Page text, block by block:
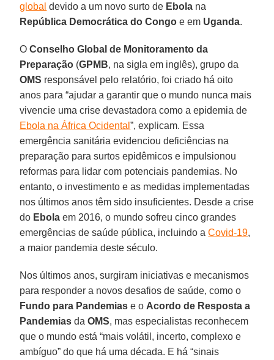
global devido a um novo surto de Ebola na
República Democrática do Congo e em Uganda.
OConselho Global de Monitoramento da
Preparação (GPMB, na sigla em inglês), grupo da
OMS responsável pelo relatório, foi criado há oito
anos para “ajudar a garantir que o mundo nunca mais
vivencie uma crise devastadora como a epidemia de
Ebola na África Ocidental”, explicam. Essa
emergência sanitária evidenciou deficiências na
preparação para surtos epidêmicos e impulsionou
reformas para lidar com potenciais pandemias. No
entanto, o investimento e as medidas implementadas
nos últimos anos têm sido insuficientes. Desde a crise
do Ebola em 2016, o mundo sofreu cinco grandes
emergências de saúde pública, incluindo aCovid-19,
a maior pandemia deste século.
Nos últimos anos, surgiram iniciativas e mecanismos
para responder a novos desafios de saúde, como o
Fundo para Pandemias e o Acordo de Resposta a
Pandemias daOMS, mas especialistas reconhecem
que o mundo está “mais volátil, incerto, complexo e
ambíguo” do que há uma década. E há “sinais